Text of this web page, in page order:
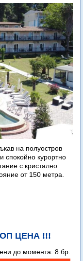
на полуостров
спокойно курортно
с кристално
от 150 метра.
ЦЕНА !!!
до момента: 8 бр.